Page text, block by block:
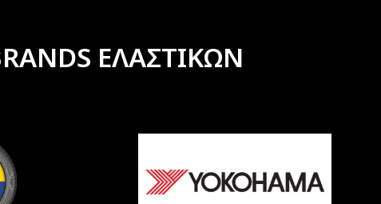
ΕΛΑΣΤΙΚΩΝ